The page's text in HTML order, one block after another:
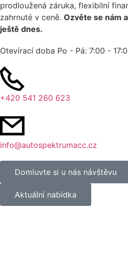
prodloužená záruka, flexibilní
zahrnuté v ceně. Ozvěte se nám
ještě dnes.
Otevírací doba Po - Pá: 7:00 -
+420 541 260 623
info@autospektrumacc.cz
Domluvte si u nás návštěvu
Aktuální nabídka